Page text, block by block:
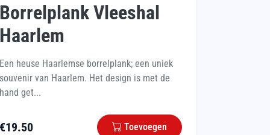
Borrelplank Vleeshal
Haarlem
Een heuse Haarlemse borrelplank; een uniek
souvenir van Haarlem. Het design is met de
hand get...
€19.50 Toevoegen